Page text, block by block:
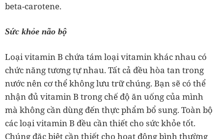
beta-carotene.
Sức khỏe não bộ
Loại vitamin B chứa tám loại vitamin khác nhau có
chức năng tương tự nhau. Tất cả đều hòa tan trong
nước nên cơ thể không lưu trữ chúng. Bạn sẽ có thể
nhận đủ vitamin B trong chế độ ăn uống của mình
mà không cần dùng đến thực phẩm bổ sung. Toàn bộ
các loại vitamin B đều cần thiết cho sức khỏe tốt.
Chúng đặc biệt cần thiết cho hoạt động bình thường